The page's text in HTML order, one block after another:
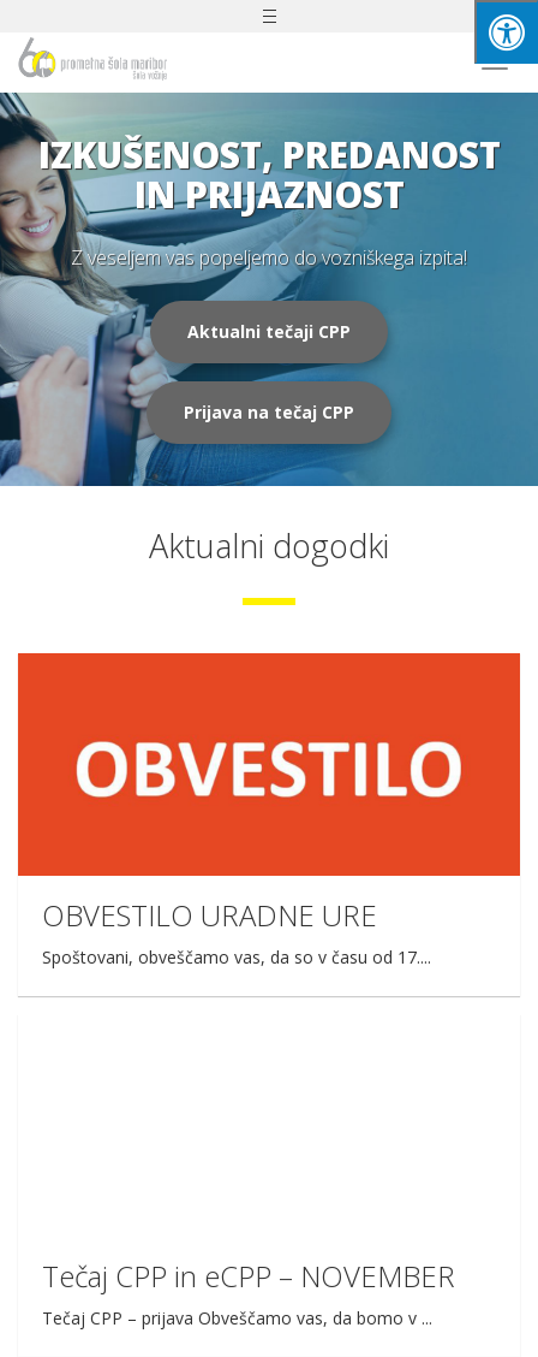
Toggle
IZKUŠENOST, PREDANOST
IN PRIJAZNOST
Z veseljem vas popeljemo do vozniškega izpita!
Aktualni tečaji CPP
Prijava na tečaj CPP
Aktualni dogodki
OBVESTILO URADNE URE
Spoštovani, obveščamo vas, da so v času od 17....
Tečaj CPP in eCPP – NOVEMBER
Tečaj CPP – prijava Obveščamo vas, da bomo v ...